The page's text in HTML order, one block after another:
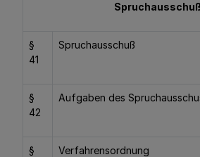
§
41
Spruchausschuß
§
42
Aufgaben des
§
Verfahrensordnung